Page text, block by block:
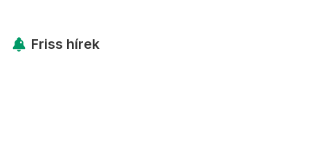
Friss hírek